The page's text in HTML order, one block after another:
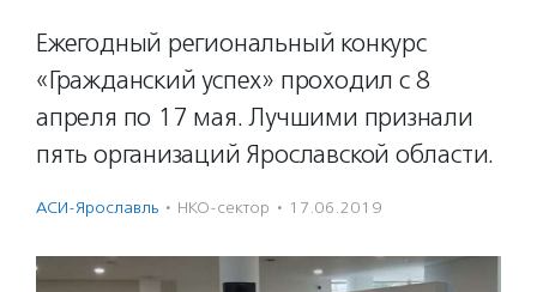
Ежегодный региональный конкурс
«Гражданский успех» проходил с 8
апреля по 17 мая. Лучшими признали
пять организаций Ярославской области.
АСИ-Ярославль · НКО-сектор · 17.06.2019